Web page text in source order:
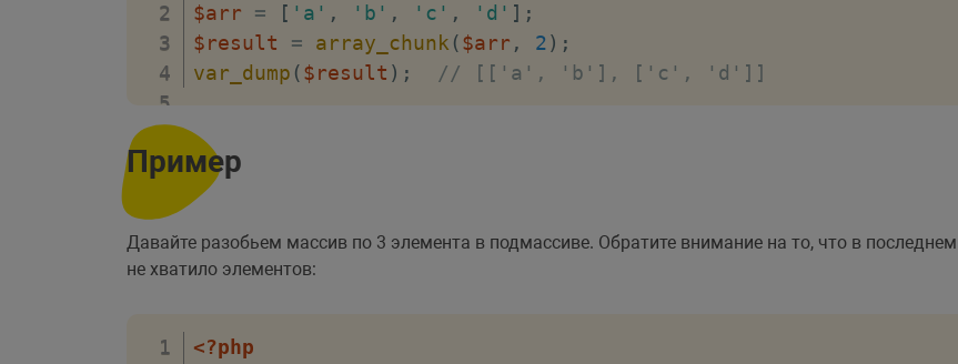
$arr
= [ 'a' , 'b' , 'c' , 'd' ] ;
$result
= array_chunk ($arr , 2) ;
var_dump ($result ) ; // [['a', 'b'], ['c', 'd']]
Пример
Давайте разобьем массив по 3 элемента в подмассиве. Обратите внимание на то, что в
не хватило элементов:
<?php